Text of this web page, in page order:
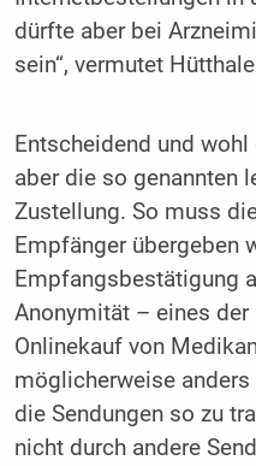
dürfte aber bei
sein“, vermutet
Entscheidend und
aber die so genannten
Zustellung. So muss
Empfänger übergeben
Empfangsbestätigung
Anonymität – eines
Onlinekauf von
möglicherweise
die Sendungen so zu
nicht durch andere